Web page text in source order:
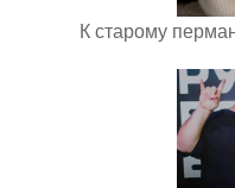
К старому